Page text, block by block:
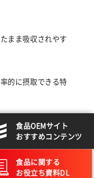
まま吸収されやす
的に摂取できる特
をポイントに置きま
食品OEMサイト
おすすめコンテンツ
食品に関する
お役立ち資料DL